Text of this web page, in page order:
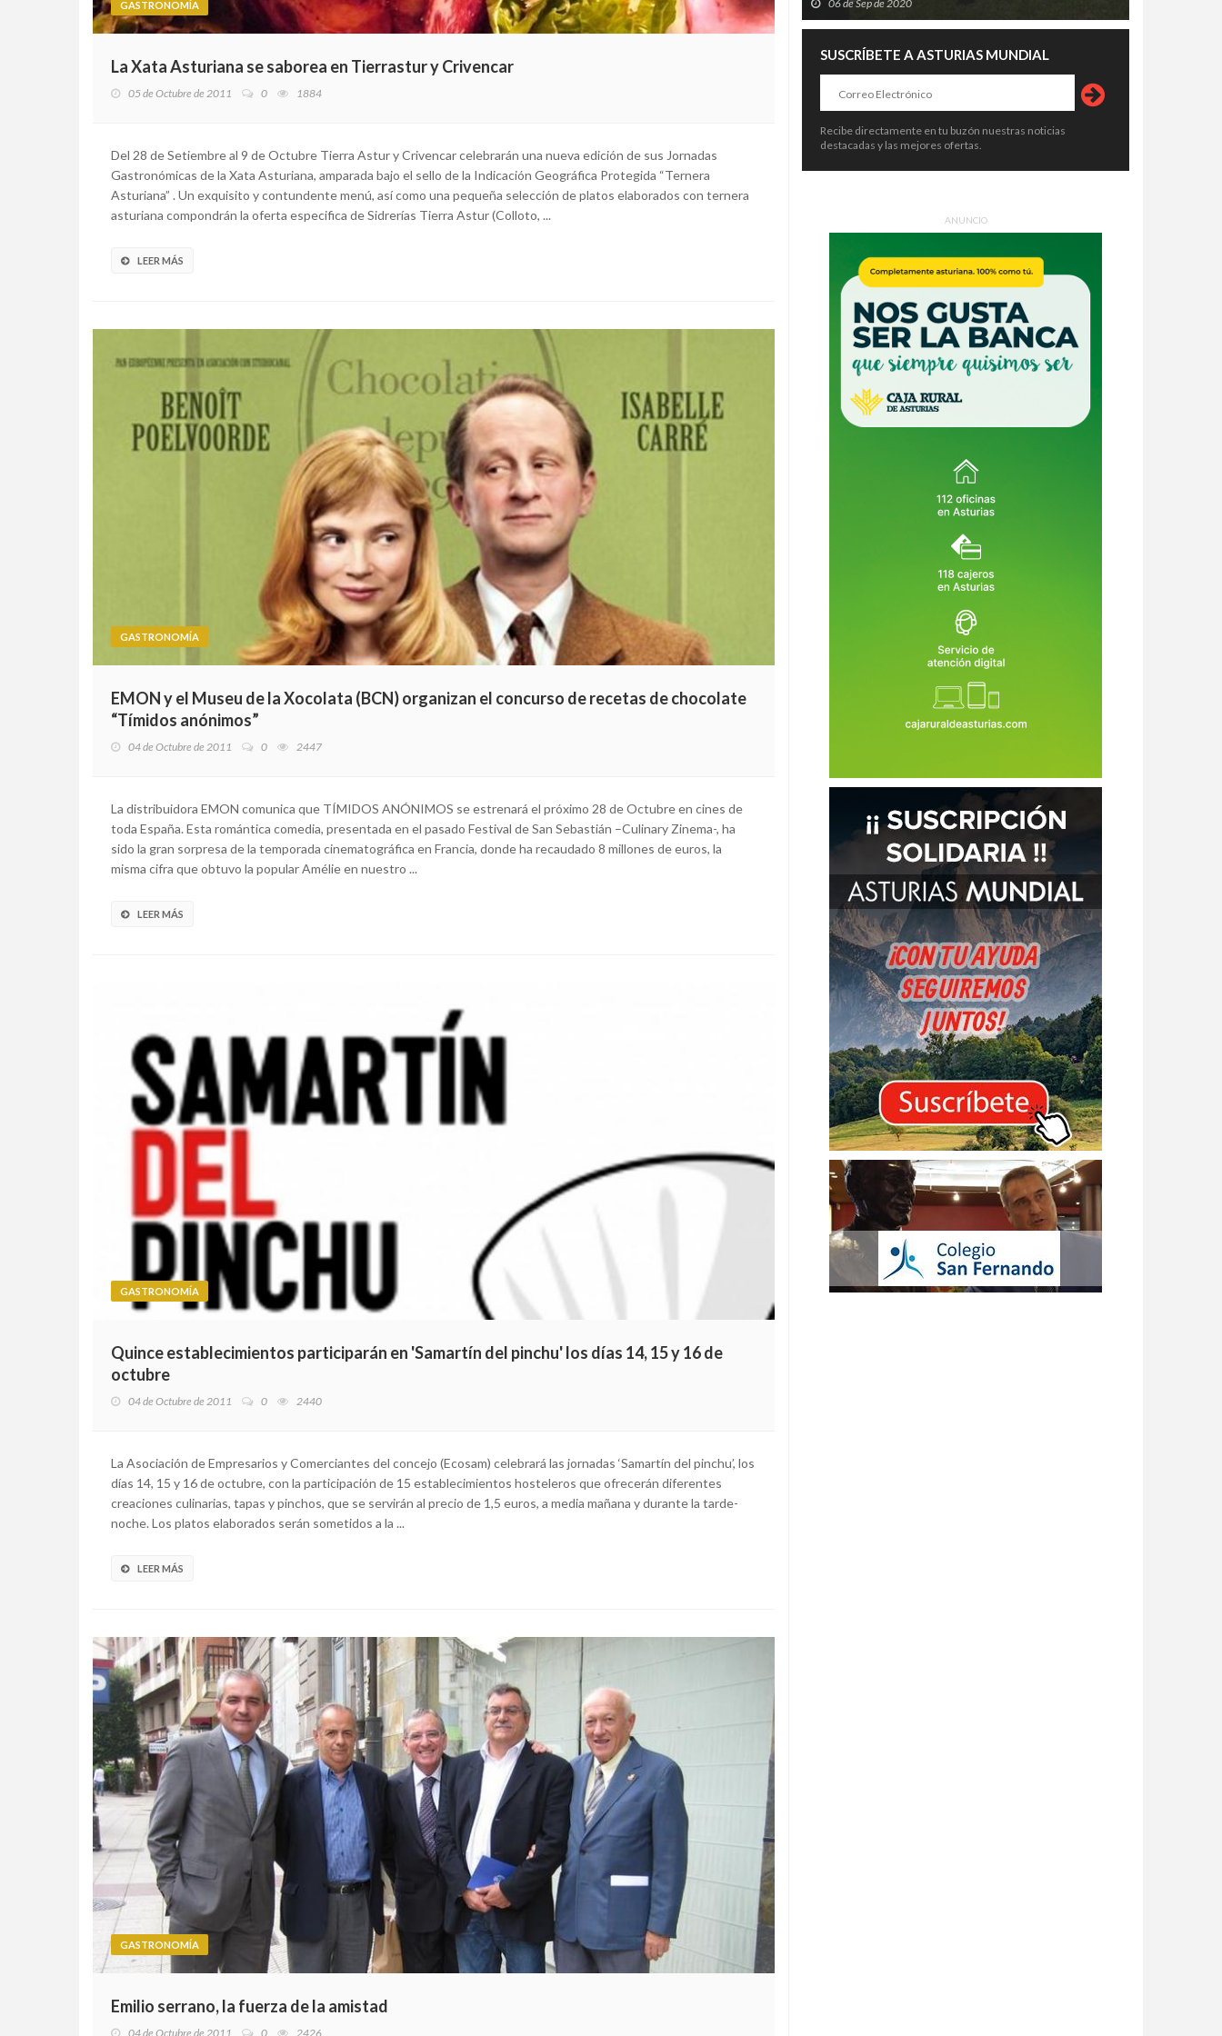
GASTRONOMÍA
La Xata Asturiana se saborea en Tierrastur y Crivencar
05 de Octubre de 2011 0 1884
Del 28 de Setiembre al 9 de Octubre Tierra Astur y Crivencar celebrarán una nueva edición de sus Jornadas
Gastronómicas de la Xata Asturiana, amparada bajo el sello de la Indicación Geográfica Protegida “Ternera
Asturiana” . Un exquisito y contundente menú, así como una pequeña selección de platos elaborados con ternera
asturiana compondrán la oferta especifica de Sidrerías Tierra Astur (Colloto, ...
LEER MÁS
GASTRONOMÍA
EMON y el Museu de la Xocolata (BCN) organizan el concurso de recetas de chocolate
“Tímidos anónimos”
04 de Octubre de 2011 0 2447
La distribuidora EMON comunica que TÍMIDOS ANÓNIMOS se estrenará el próximo 28 de Octubre en cines de
toda España. Esta romántica comedia, presentada en el pasado Festival de San Sebastián –Culinary Zinema-, ha
sido la gran sorpresa de la temporada cinematográfica en Francia, donde ha recaudado 8 millones de euros, la
misma cifra que obtuvo la popular Amélie en nuestro ...
LEER MÁS
GASTRONOMÍA
Quince establecimientos participarán en 'Samartín del pinchu' los días 14, 15 y 16 de
octubre
04 de Octubre de 2011 0 2440
La Asociación de Empresarios y Comerciantes del concejo (Ecosam) celebrará las jornadas ‘Samartín del pinchu’, los
días 14, 15 y 16 de octubre, con la participación de 15 establecimientos hosteleros que ofrecerán diferentes
creaciones culinarias, tapas y pinchos, que se servirán al precio de 1,5 euros, a media mañana y durante la tarde-
noche. Los platos elaborados serán sometidos a la ...
LEER MÁS
GASTRONOMÍA
Emilio serrano, la fuerza de la amistad
04 de Octubre de 2011 0 2426
06 de Sep de 2020
SUSCRÍBETE A ASTURIAS MUNDIAL
Recibe directamente en tu buzón nuestras noticias
destacadas y las mejores ofertas.
ANUNCIO